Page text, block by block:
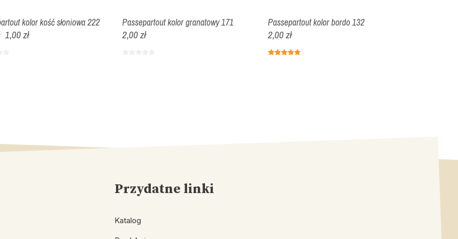
kolor kość słoniowa 222
1,00 zł
Passepartout kolor granatowy 171
2,00 zł
Passepartout kolor bordo 132
2,00 zł
Przydatne linki
Katalog